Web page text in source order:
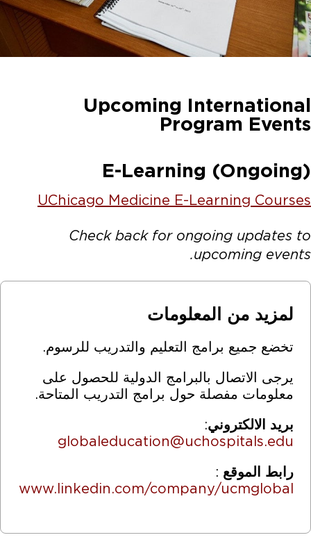
Upcoming International
Program Events
E-Learning (Ongoing)
UChicago Medicine E-Learning Courses
Check back for ongoing updates to
upcoming events.
لمزيد من المعلومات
تخضع جميع برامج التعليم والتدريب للرسوم.
يرجى الاتصال بالبرامج الدولية للحصول على
معلومات مفصلة حول برامج التدريب المتاحة.
بريد الالكتروني:
globaleducation@uchospitals.edu
رابط الموقع :
www.linkedin.com/company/ucmglobal